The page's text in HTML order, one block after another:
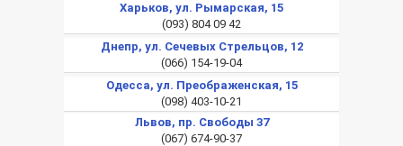
Харьков, ул. Рымарская, 15
(093) 804 09 42
Днепр, ул. Сечевых Стрельцов, 12
(066) 154-19-04
Одесса, ул. Преображенская, 15
(098) 403-10-21
Львов, пр. Свободы 37
(067) 674-90-37